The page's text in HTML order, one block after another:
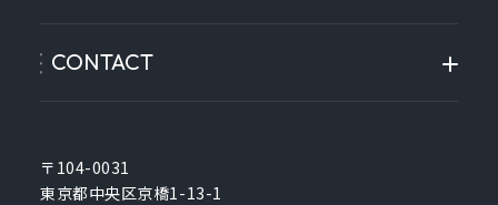
〒104-0031
東京都中央区京橋1-13-1
CONTACT